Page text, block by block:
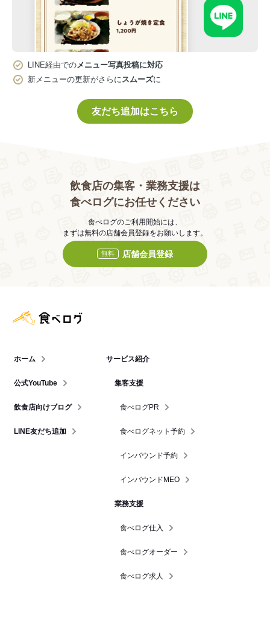
LINE経由でのメニュー写真投稿に対応
新メニューの更新がさらにスムーズに
友だち追加はこちら
飲食店の集客・業務支援は
食べログにお任せください
食べログのご利用開始には、
まずは無料の店舗会員登録をお願いします。
無料 店舗会員登録
ホーム
公式YouTube
飲食店向けブログ
LINE友だち追加
サービス紹介
集客支援
食べログPR
食べログネット予約
インバウンド予約
インバウンドMEO
業務支援
食べログ仕入
食べログオーダー
食べログ求人